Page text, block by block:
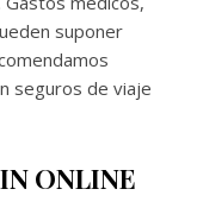
suponer
seguros de viaje
ONLINE